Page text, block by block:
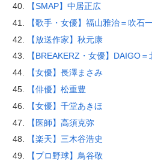
【SMAP】中居正広
【歌手・女優】福山雅治＝吹石
【放送作家】秋元康
【BREAKERZ・女優】DAIGO
【女優】長澤まさみ
【俳優】松重豊
【女優】千堂あきほ
【医師】高須克弥
【楽天】三木谷浩史
【プロ野球】鳥谷敬